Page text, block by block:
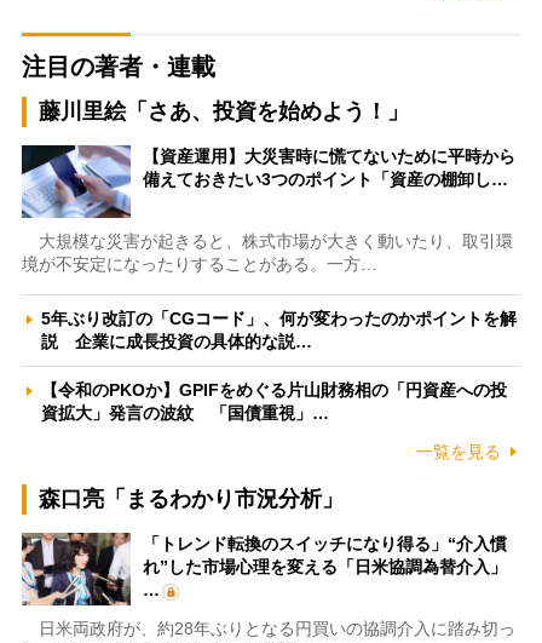
注目の著者・連載
藤川里絵「さあ、投資を始めよう！」
【資産運用】大災害時に慌てないために平時から
備えておきたい3つのポイント「資産の棚卸し…
大規模な災害が起きると、株式市場が大きく動いたり、取引環
境が不安定になったりすることがある。一方…
5年ぶり改訂の「CGコード」、何が変わったのかポイントを解
説 企業に成長投資の具体的な説…
【令和のPKOか】GPIFをめぐる片山財務相の「円資産への投
資拡大」発言の波紋 「国債重視」…
一覧を見る
森口亮「まるわかり市況分析」
「トレンド転換のスイッチになり得る」“介入慣
れ”した市場心理を変える「日米協調為替介入」
…
日米両政府が、約28年ぶりとなる円買いの協調介入に踏み切っ